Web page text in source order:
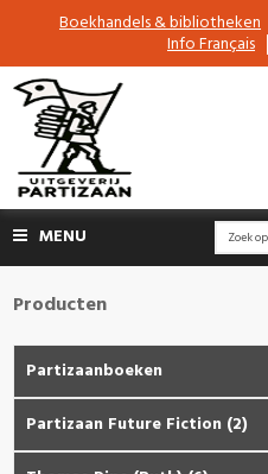
Boekhandels & bibliotheken
Info Français
MENU
Producten
Partizaanboeken
Partizaan Future Fiction (2)